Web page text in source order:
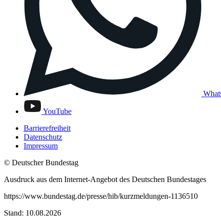
YouTube
Barrierefreiheit
Datenschutz
Impressum
© Deutscher Bundestag
Ausdruck aus dem Internet-Angebot des Deutschen Bundestages
https://www.bundestag.de/presse/hib/kurzmeldungen-1136510
Stand: 10.08.2026